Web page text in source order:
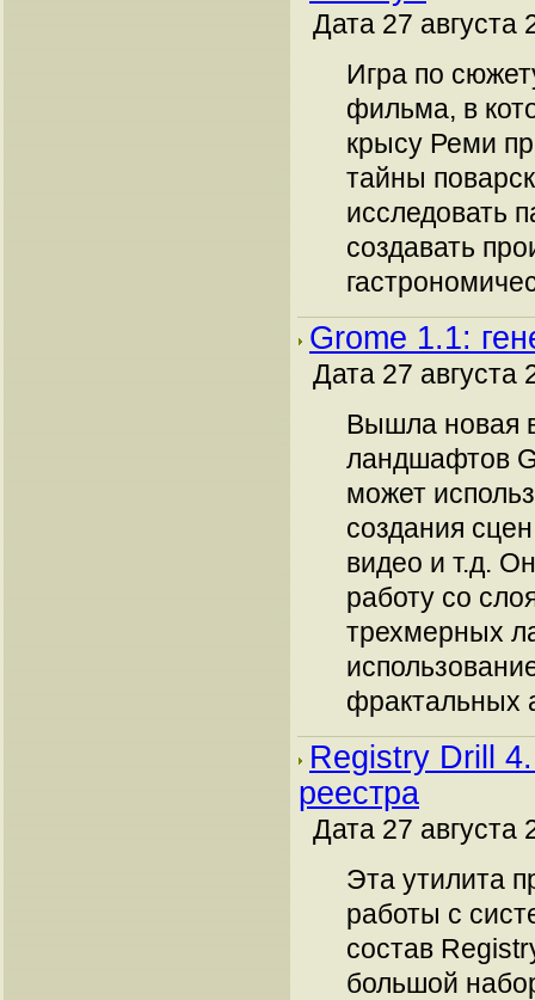
Дата 27 августа
Игра по
фильма, в
крысу Реми
тайны
исследовать
создавать
Grome 1.1:
Дата 27 августа
Вышла новая
ландшафтов
может
создания
видео и т.д.
работу со
трехмерных
фрактальных
Registry Drill
реестра
Дата 27 августа
Эта утилита
работы с
состав
большой